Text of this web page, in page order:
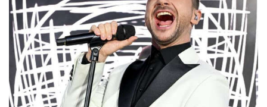
Поп
ПРЕСНЯКОВ PR